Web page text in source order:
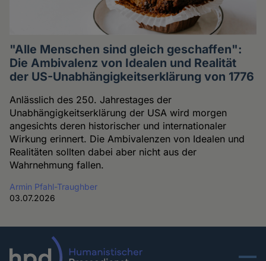
"Alle Menschen sind gleich geschaffen":
Die Ambivalenz von Idealen und Realität
der US-Unabhängigkeitserklärung von 1776
Anlässlich des 250. Jahrestages der
Unabhängigkeitserklärung der USA wird morgen
angesichts deren historischer und internationaler
Wirkung erinnert. Die Ambivalenzen von Idealen und
Realitäten sollten dabei aber nicht aus der
Wahrnehmung fallen.
Armin Pfahl-Traughber
03.07.2026